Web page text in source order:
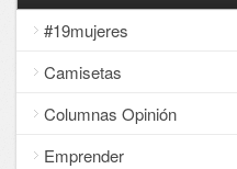
#19mujeres
Camisetas
Columnas Opinión
Emprender